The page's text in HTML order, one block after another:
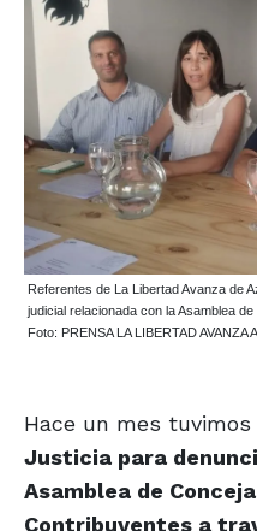
Referentes de La Libertad Avanza de
judicial relacionada con la Asamblea
Foto: PRENSA LA LIBERTAD AVANZA
Hace un mes tuvimos
Justicia para
Asamblea de
Contribuyentes a